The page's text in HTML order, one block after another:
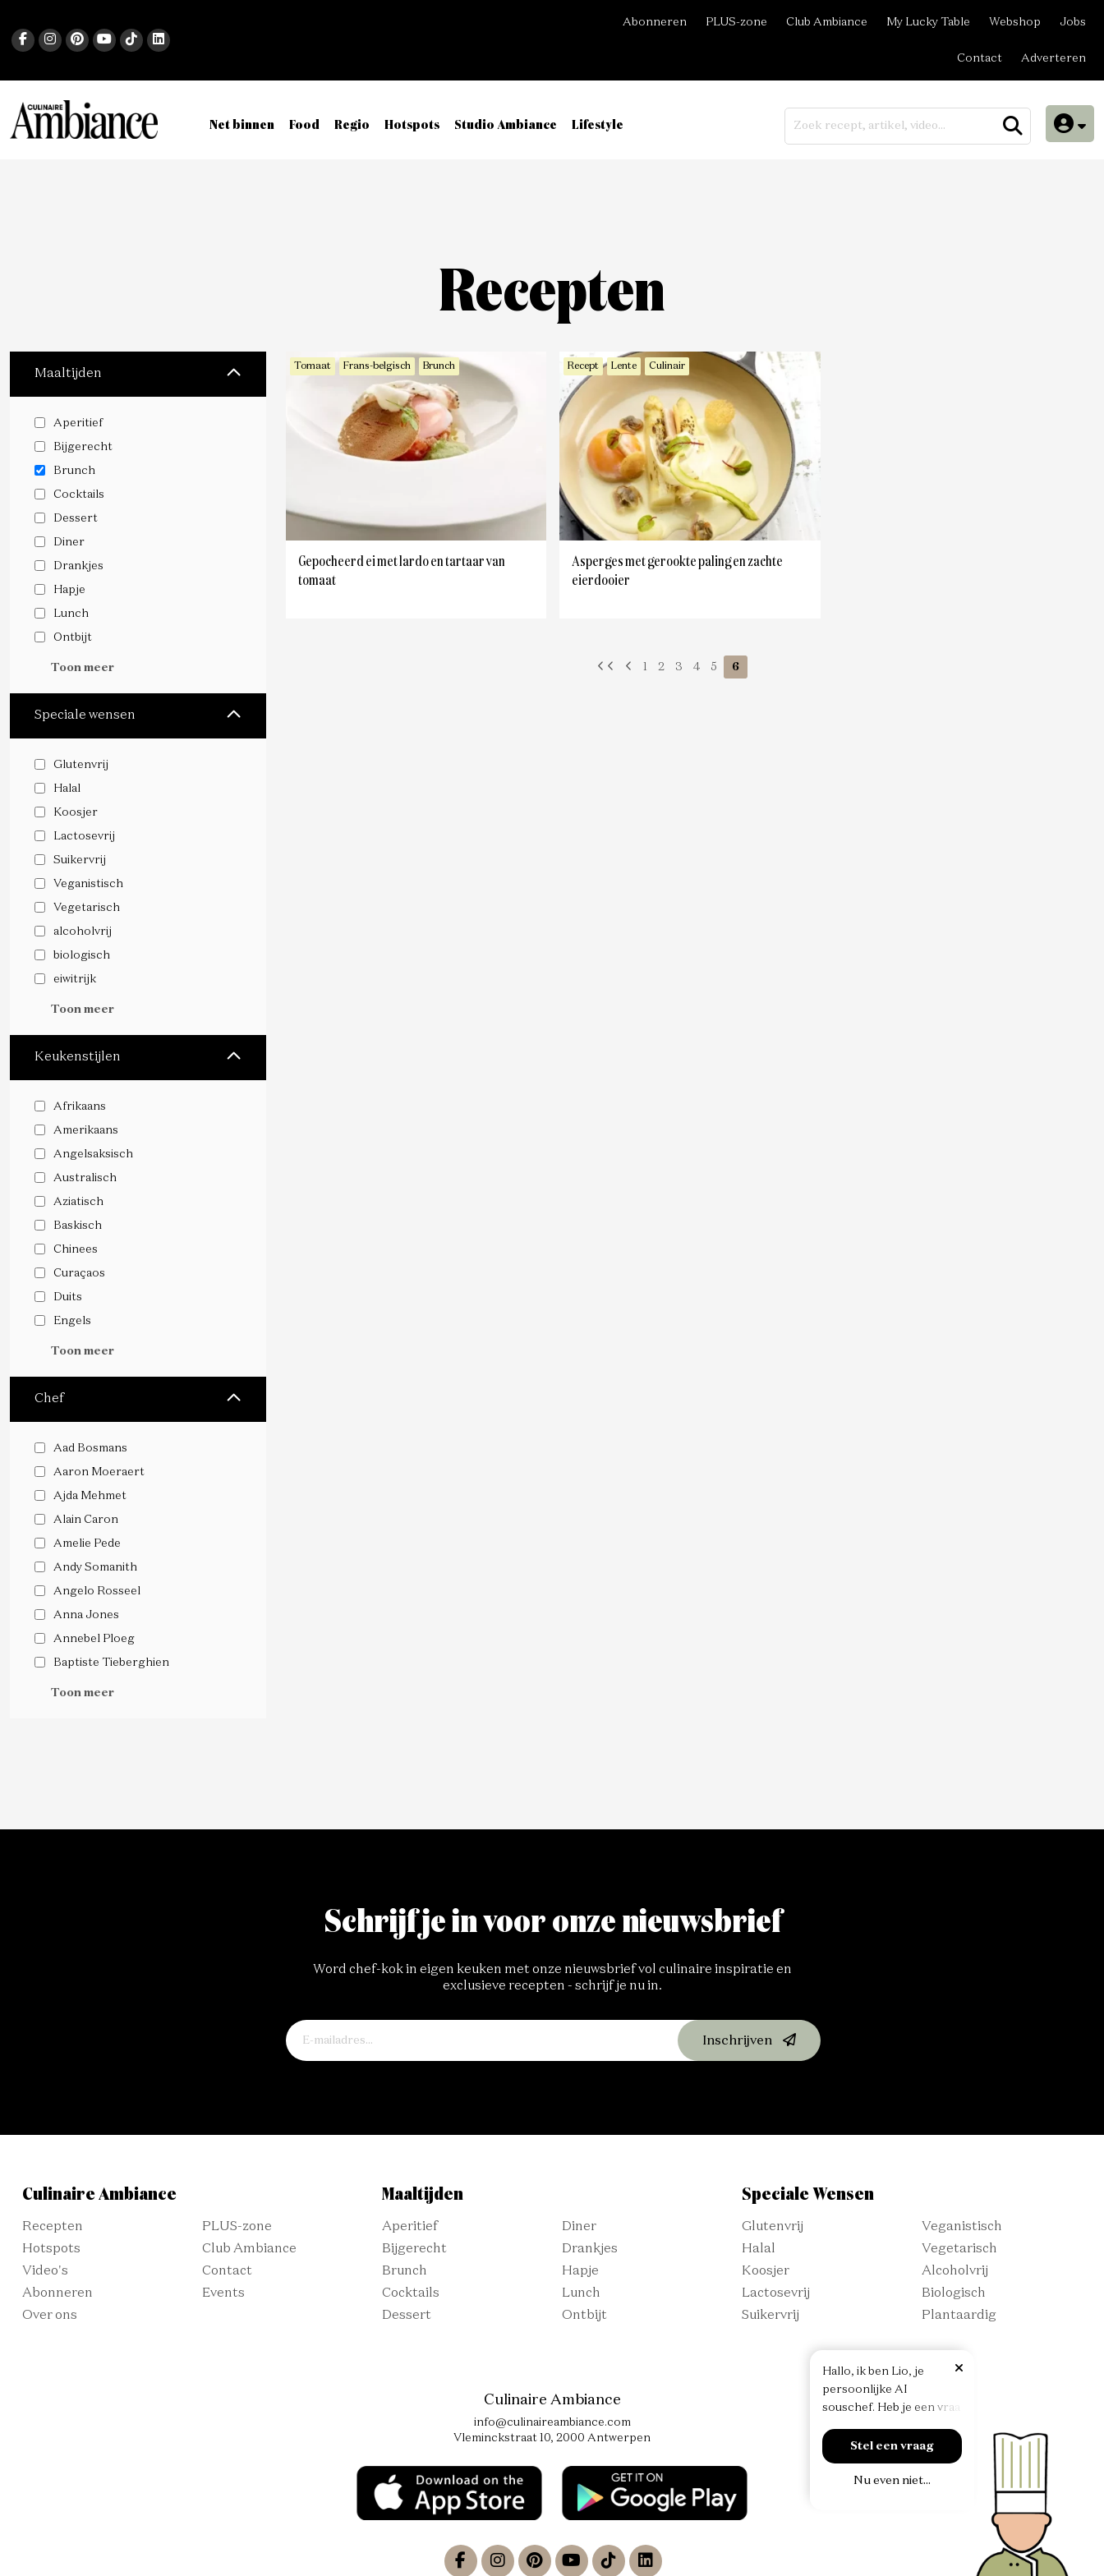
Abonneren PLUS-zone Club Ambiance My Lucky Table Webshop Jobs
Contact Adverteren
Net binnen Food Regio Hotspots Studio Ambiance Lifestyle
Recepten
Maaltijden
Aperitief
Bijgerecht
Brunch
Cocktails
Dessert
Diner
Drankjes
Hapje
Lunch
Ontbijt
Toon meer
Speciale wensen
Glutenvrij
Halal
Koosjer
Lactosevrij
Suikervrij
Veganistisch
Vegetarisch
alcoholvrij
biologisch
eiwitrijk
Toon meer
Keukenstijlen
Afrikaans
Amerikaans
Angelsaksisch
Australisch
Aziatisch
Baskisch
Chinees
Curaçaos
Duits
Engels
Toon meer
Chef
Aad Bosmans
Aaron Moeraert
Ajda Mehmet
Alain Caron
Amelie Pede
Andy Somanith
Angelo Rosseel
Anna Jones
Annebel Ploeg
Baptiste Tieberghien
Toon meer
Tomaat Frans-belgisch Brunch
Gepocheerd ei met lardo en tartaar van
tomaat
Recept Lente Culinair
Asperges met gerookte paling en zachte
eierdooier
1 2 3 4 5 6
Schrijf je in voor onze nieuwsbrief
Word chef-kok in eigen keuken met onze nieuwsbrief vol culinaire inspiratie en
exclusieve recepten - schrijf je nu in.
Inschrijven
Culinaire Ambiance
Recepten
Hotspots
Video's
Abonneren
Over ons
PLUS-zone
Club Ambiance
Contact
Events
Maaltijden
Aperitief
Bijgerecht
Brunch
Cocktails
Dessert
Diner
Drankjes
Hapje
Lunch
Ontbijt
Speciale Wensen
Glutenvrij
Halal
Koosjer
Lactosevrij
Suikervrij
Veganistisch
Vegetarisch
Alcoholvrij
Biologisch
Plantaardig
Culinaire Ambiance
info@culinaireambiance.com
Vleminckstraat 10, 2000 Antwerpen
Hallo, ik ben Lio, je
perso onlijke AI
souschef. He b je
vraag voo r in d e
Stel een vraag
Nu even niet...